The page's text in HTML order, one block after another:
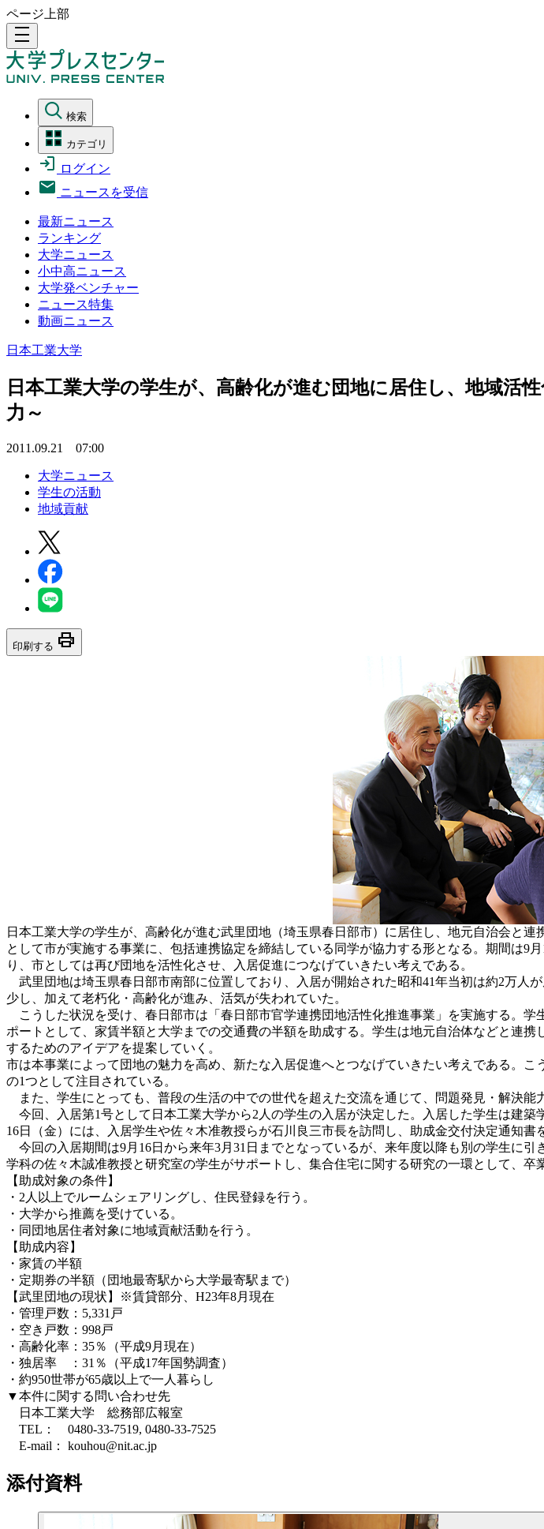
ページ上部
density_medium
検索
カテゴリ
ログイン
ニュースを受信
最新ニュース
ランキング
大学ニュース
小中高ニュース
大学発ベンチャー
ニュース特集
動画ニュース
日本工業大学
日本工業大学の学生が、高齢化が進む団地に居住し、地域活
力～
2011.09.21 07:00
大学ニュース
学生の活動
地域貢献
印刷する print
日本工業大学の学生が、高齢化が進む武里団地（埼玉県春日部市）に居住し、地元自治会と
として市が実施する事業に、包括連携協定を締結している同学が協力する形となる。期間は9
り、市としては再び団地を活性化させ、入居促進につなげていきたい考えである。
武里団地は埼玉県春日部市南部に位置しており、入居が開始された昭和41年当初は約2万人
少し、加えて老朽化・高齢化が進み、活気が失われていた。
こうした状況を受け、春日部市は「春日部市官学連携団地活性化推進事業」を実施する。
ポートとして、家賃半額と大学までの交通費の半額を助成する。学生は地元自治体などと連
するためのアイデアを提案していく。
市は本事業によって団地の魅力を高め、新たな入居促進へとつなげていきたい考えである。
の1つとして注目されている。
また、学生にとっても、普段の生活の中での世代を超えた交流を通じて、問題発見・解決能
今回、入居第1号として日本工業大学から2人の学生の入居が決定した。入居した学生は建
16日（金）には、入居学生や佐々木准教授らが石川良三市長を訪問し、助成金交付決定通知書
今回の入居期間は9月16日から来年3月31日までとなっているが、来年度以降も別の学生に
学科の佐々木誠准教授と研究室の学生がサポートし、集合住宅に関する研究の一環として、卒
【助成対象の条件】
・2人以上でルームシェアリングし、住民登録を行う。
・大学から推薦を受けている。
・同団地居住者対象に地域貢献活動を行う。
【助成内容】
・家賃の半額
・定期券の半額（団地最寄駅から大学最寄駅まで）
【武里団地の現状】※賃貸部分、H23年8月現在
・管理戸数：5,331戸
・空き戸数：998戸
・高齢化率：35％（平成9月現在）
・独居率 ：31％（平成17年国勢調査）
・約950世帯が65歳以上で一人暮らし
▼本件に関する問い合わせ先
日本工業大学 総務部広報室
TEL： 0480-33-7519, 0480-33-7525
E-mail： kouhou@nit.ac.jp
添付資料